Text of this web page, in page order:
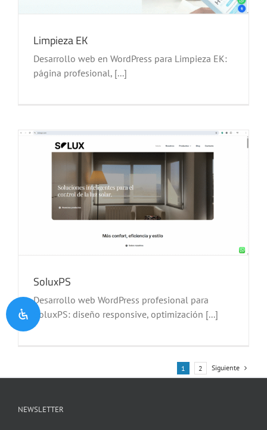
Limpieza EK
Desarrollo web en WordPress para Limpieza EK:
página profesional, [...]
SoluxPS
Desarrollo web WordPress profesional para
SoluxPS: diseño responsive, optimización [...]
1 2 Siguiente
NEWSLETTER